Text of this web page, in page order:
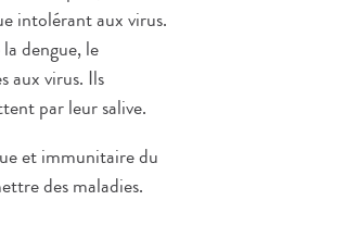
intolérant aux virus.
dengue, le
aux virus. Ils
par leur salive.
et immunitaire du
des maladies.